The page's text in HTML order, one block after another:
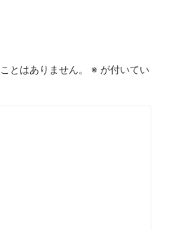
とはありません。 ※ が付いてい